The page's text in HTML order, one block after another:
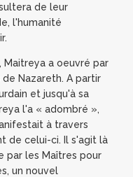
de leur
l'humanité
Maitreya a oeuvré par
Nazareth. A partir
et jusqu'à sa
l'a « adombré »,
à travers
de celui-ci. Il s'agit là
par les Maîtres pour
un nouvel